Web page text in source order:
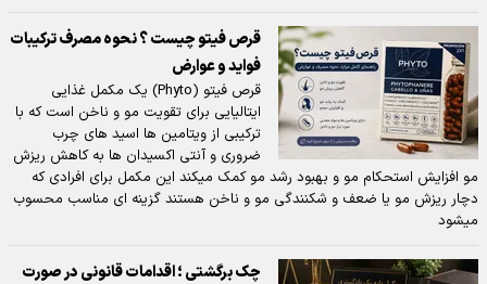
قرص فیتو چیست ؟ نحوه مصرف ترکیبات
فواید و عوارض
قرص فیتو (Phyto) یک مکمل غذایی
ایتالیایی برای تقویت مو و ناخن است که با
ترکیبی از ویتامین ها اسید های چرب
ضروری و آنتی اکسیدان ها به کاهش ریزش
مو افزایش استحکام مو و بهبود رشد مو کمک میکند این مکمل برای افرادی که
دچار ریزش مو یا ضعف و شکنندگی مو و ناخن هستند گزینه ای مناسب محسوب
میشود
چک برگشتی ؛ اقدامات قانونی در صورت